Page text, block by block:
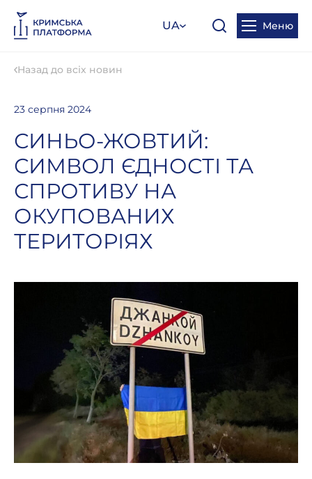
UA Меню
Назад до всіх новин
23 серпня 2024
СИНЬО-ЖОВТИЙ:
СИМВОЛ ЄДНОСТІ ТА
СПРОТИВУ НА
ОКУПОВАНИХ
ТЕРИТОРІЯХ